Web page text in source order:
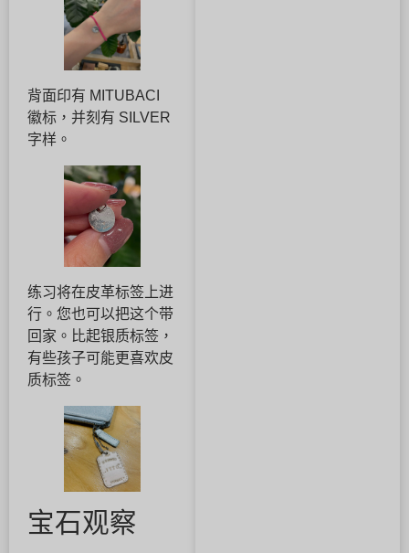
背面印有 MITUBACI
徽标，并刻有 SILVER
字样。
练习将在皮革标签上进
行。您也可以把这个带
回家。比起银质标签，
有些孩子可能更喜欢皮
质标签。
宝石观察